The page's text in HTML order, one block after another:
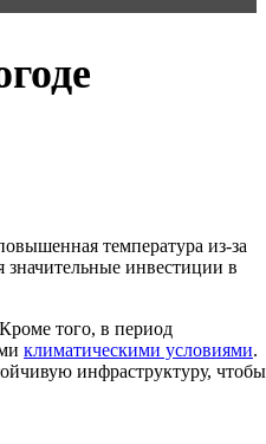
температура из-за
значительные инвестиции в
того, в период
климатическими условиями.
инфраструктуру, чтобы